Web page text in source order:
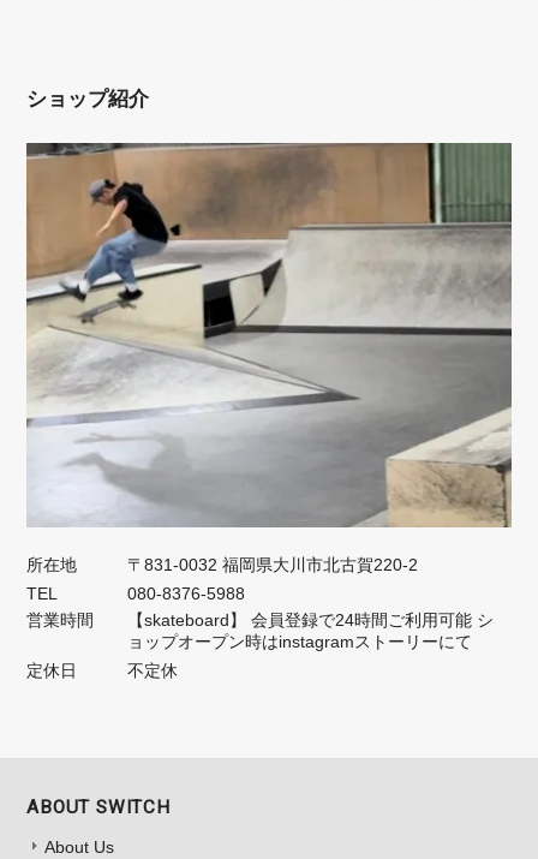
ショップ紹介
所在地
〒831-0032 福岡県大川市北古賀220-2
TEL
080-8376-5988
営業時間
【skateboard】 会員登録で24時間ご利用可能 シ
ョップオープン時はinstagramストーリーにて
定休日
不定休
ABOUT SWITCH
About Us